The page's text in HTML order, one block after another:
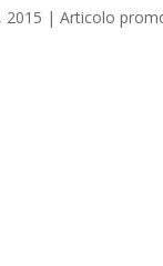
2015 |Articolo